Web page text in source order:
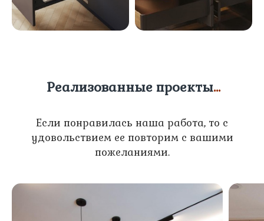
Реализованные проекты...
Если понравилась наша работа, то с
удовольствием ее повторим с вашими
пожеланиями.